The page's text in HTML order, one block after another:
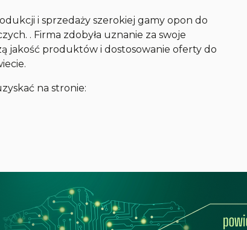
i sprzedaży szerokiej gamy opon do
. Firma zdobyła uznanie za swoje
jakość produktów i dostosowanie oferty do
na stronie: